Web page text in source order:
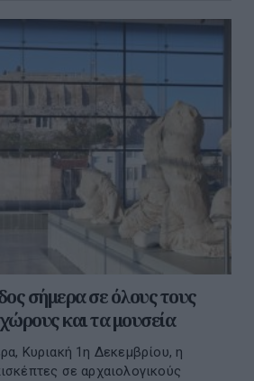
σήμερα σε όλους τους
και τα μουσεία
Κυριακή 1η Δεκεμβρίου, η
σε αρχαιολογικούς